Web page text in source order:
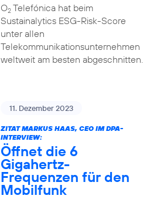
O2Telefónica hat beim
Sustainalytics ESG-Risk-Score
unter allen
Telekommunikationsunternehmen
weltweit am besten abgeschnitten.
11. Dezember 2023
ZITAT MARKUS HAAS, CEO IM DPA-
INTERVIEW:
Öffnet die 6
Gigahertz-
Frequenzen für den
Mobilfunk